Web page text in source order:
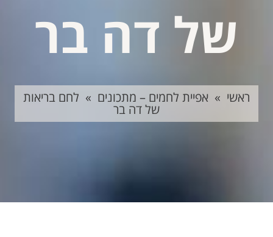
של דה בר
ראשי » אפיית לחמים – מתכונים » לחם בריאות
של דה בר